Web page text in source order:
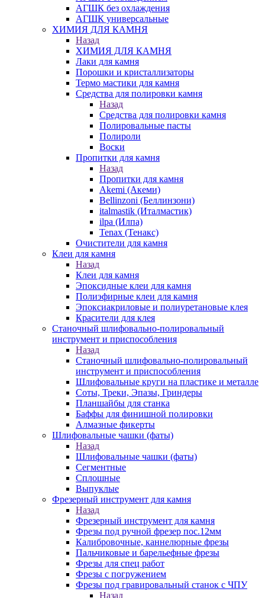
АГШК без охлаждения
АГШК универсальные
ХИМИЯ ДЛЯ КАМНЯ
Назад
ХИМИЯ ДЛЯ КАМНЯ
Лаки для камня
Порошки и кристаллизаторы
Термо мастики для камня
Средства для полировки камня
Назад
Средства для полировки камня
Полировальные пасты
Полироли
Воски
Пропитки для камня
Назад
Пропитки для камня
Akemi (Акеми)
Bellinzoni (Беллинзони)
italmastik (Италмастик)
ilpa (Илпа)
Tenax (Тенакс)
Очистители для камня
Клеи для камня
Назад
Клеи для камня
Эпоксидные клеи для камня
Полиэфирные клеи для камня
Эпоксиакриловые и полиуретановые клея
Красители для клея
Станочный шлифовально-полировальный
инструмент и приспособления
Назад
Станочный шлифовально-полировальный
инструмент и приспособления
Шлифовальные круги на пластике и металле
Соты, Треки, Эпазы, Гриндеры
Планшайбы для станка
Баффы для финишной полировки
Алмазные фикерты
Шлифовальные чашки (фаты)
Назад
Шлифовальные чашки (фаты)
Сегментные
Сплошные
Выпуклые
Фрезерный инструмент для камня
Назад
Фрезерный инструмент для камня
Фрезы под ручной фрезер пос.12мм
Калибровочные, каннелюрные фрезы
Пальчиковые и барельефные фрезы
Фрезы для спец работ
Фрезы с погружением
Фрезы под гравировальный станок с ЧПУ
Назад